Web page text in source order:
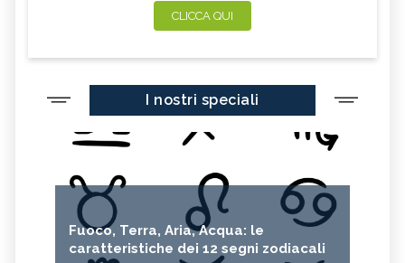
CLICCA QUI
I nostri speciali
Fuoco, Terra, Aria, Acqua: le
caratteristiche dei 12 segni zodiacali